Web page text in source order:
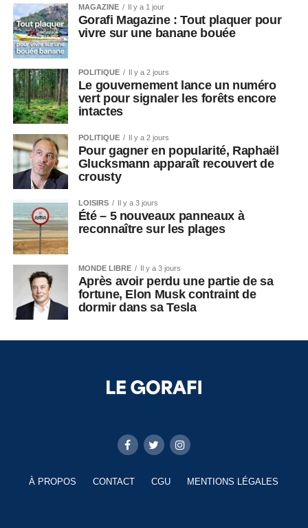
MAGAZINE Il y a 1 jour
Gorafi Magazine : Tout plaquer pour
vivre sur une banane bouée
POLITIQUE Il y a 2 jours
Le gouvernement lance un numéro
vert pour signaler les forêts encore
intactes
POLITIQUE Il y a 2 jours
Pour gagner en popularité, Raphaël
Glucksmann apparaît recouvert de
crousty
LOISIRS Il y a 3 jours
Été – 5 nouveaux panneaux à
reconnaître sur les plages
MONDE LIBRE Il y a 3 jours
Après avoir perdu une partie de sa
fortune, Elon Musk contraint de
dormir dans sa Tesla
À PROPOS CONTACT CGU MENTIONS LÉGALES